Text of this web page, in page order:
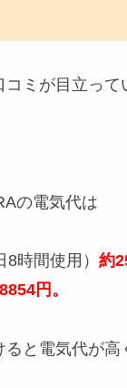
ミが目立って
の電気代は
時間使用） 約
円。
と電気代が